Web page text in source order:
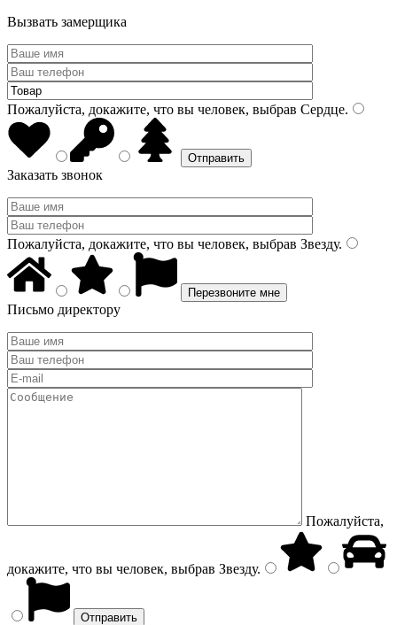
Вызвать замерщика
Пожалуйста, докажите, что вы человек, выбрав Сердце.
Заказать звонок
Пожалуйста, докажите, что вы человек, выбрав Звезду.
Письмо директору
Пожалуйста,
докажите, что вы человек, выбрав Звезду.